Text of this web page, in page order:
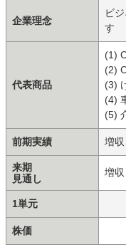
企業理念
ビ
す
代表商品
(1)
(2)
(3)
(4)
(5)
前期実績 増
来期
見通し
増
1単元
株価